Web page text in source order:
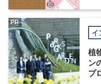
イ
植
ン
プ
PR